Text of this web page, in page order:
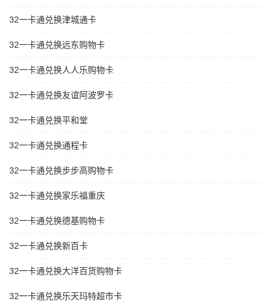
32一卡通兑换津城通卡
32一卡通兑换远东购物卡
32一卡通兑换人人乐购物卡
32一卡通兑换友谊阿波罗卡
32一卡通兑换平和堂
32一卡通兑换通程卡
32一卡通兑换步步高购物卡
32一卡通兑换家乐福重庆
32一卡通兑换德基购物卡
32一卡通兑换新百卡
32一卡通兑换大洋百货购物卡
32一卡通兑换乐天玛特超市卡